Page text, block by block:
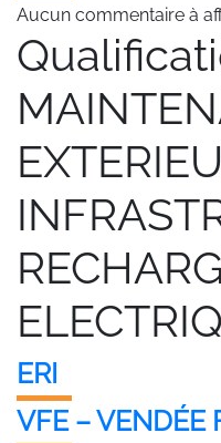
Aucun commentaire à
ERI
VFE – VENDÉE